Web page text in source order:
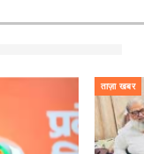
ताज़ा खबर